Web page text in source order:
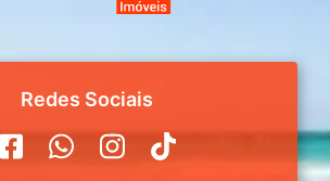
Redes Sociais